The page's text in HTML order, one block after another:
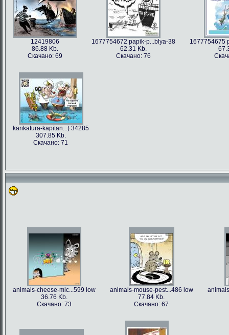
12419806
86.88 Kb.
Скачано: 69
1677754672 papik-p...blya-38
62.31 Kb.
Скачано: 76
1677754675
karikatura-kapitan...) 34285
307.85 Kb.
Скачано: 71
animals-cheese-mic...599 low
36.76 Kb.
Скачано: 73
animals-mouse-pest...486 low
77.84 Kb.
Скачано: 67